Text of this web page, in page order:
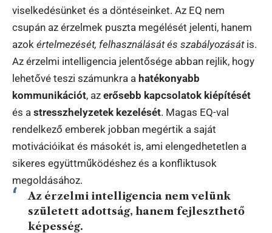
viselkedésünket és a döntéseinket. Az EQ nem
csupán az érzelmek puszta megélését jelenti, hanem
azok értelmezését, felhasználását és szabályozásátis.
Az érzelmi intelligencia jelentősége abban rejlik, hogy
lehetővé teszi számunkra a hatékonyabb
kommunikációt, az erősebb kapcsolatok kiépítését
és a stresszhelyzetek kezelését. Magas EQ-val
rendelkező emberek jobban megértik a saját
motivációikat és másokét is, ami elengedhetetlen a
sikeres együttműködéshez és a konfliktusok
megoldásához.
Az érzelmi intelligencia nem velünk
született adottság, hanem fejleszthető
képesség.